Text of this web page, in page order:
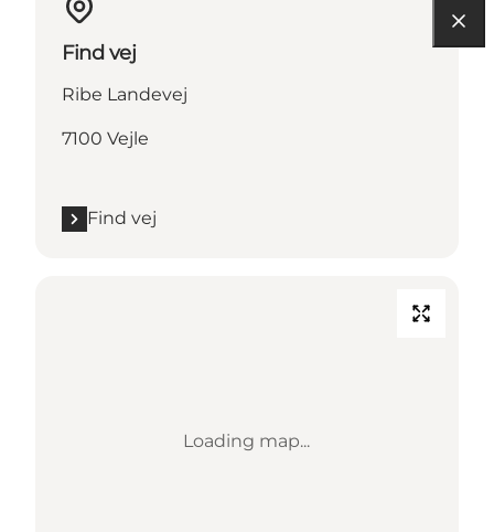
Find vej
Ribe Landevej
7100 Vejle
Find vej
Loading map...